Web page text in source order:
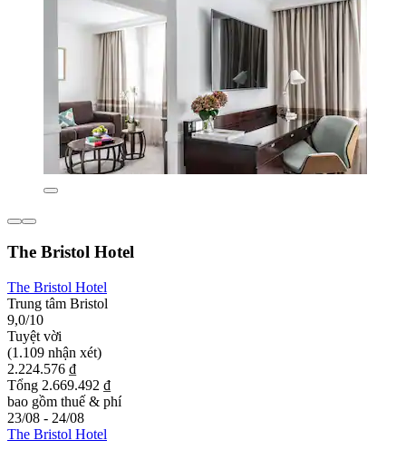
The Bristol Hotel
The Bristol Hotel
Trung tâm Bristol
9,0/10
Tuyệt vời
(1.109 nhận xét)
2.224.576 ₫
Tổng 2.669.492 ₫
bao gồm thuế & phí
23/08 - 24/08
The Bristol Hotel